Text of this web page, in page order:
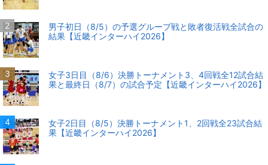
男子初日（8/5）の予選グループ戦と敗者復活戦全試合の
結果【近畿インターハイ2026】
女子3日目（8/6）決勝トーナメント3、4回戦全12試合結
果と最終日（8/7）の試合予定【近畿インターハイ2026】
女子2日目（8/5）決勝トーナメント1、2回戦全23試合結
果【近畿インターハイ2026】